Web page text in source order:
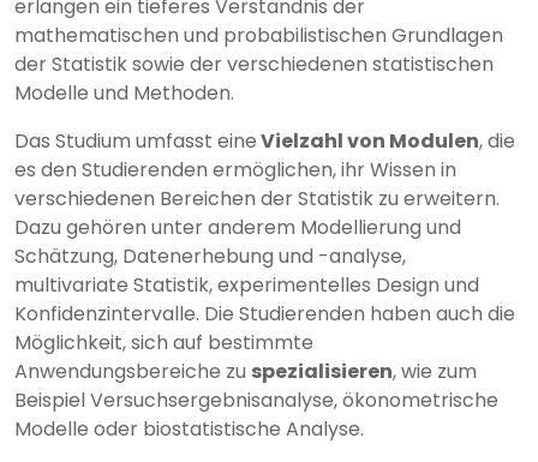
erlangen ein tieferes Verständnis der
mathematischen und probabilistischen Grundlagen
der Statistik sowie der verschiedenen statistischen
Modelle und Methoden.
Das Studium umfasst eineVielzahl von Modulen, die
es den Studierenden ermöglichen, ihr Wissen in
verschiedenen Bereichen der Statistik zu erweitern.
Dazu gehören unter anderem Modellierung und
Schätzung, Datenerhebung und -analyse,
multivariate Statistik, experimentelles Design und
Konfidenzintervalle. Die Studierenden haben auch die
Möglichkeit, sich auf bestimmte
Anwendungsbereiche zu spezialisieren, wie zum
Beispiel Versuchsergebnisanalyse, ökonometrische
Modelle oder biostatistische Analyse.